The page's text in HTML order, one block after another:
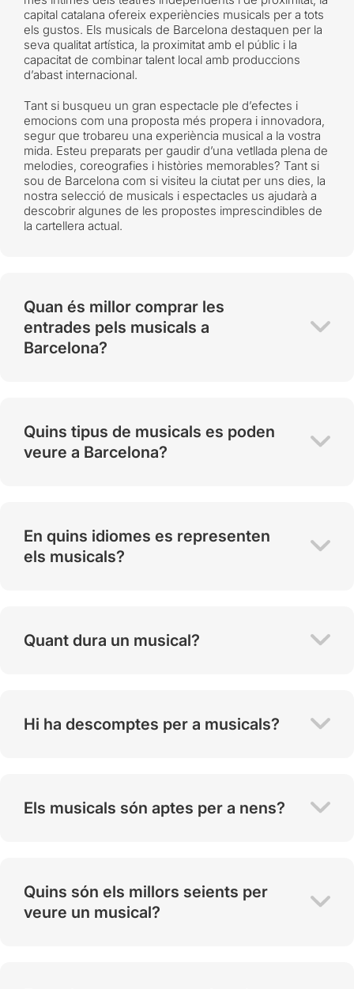
capital catalana ofereix experiències musicals per a tots
els gustos. Els musicals de Barcelona destaquen per la
seva qualitat artística, la proximitat amb el públic i la
capacitat de combinar talent local amb produccions
d’abast internacional.
Tant si busqueu un gran espectacle ple d’efectes i
emocions com una proposta més propera i innovadora,
segur que trobareu una experiència musical a la vostra
mida. Esteu preparats per gaudir d’una vetllada plena de
melodies, coreografies i històries memorables? Tant si
sou de Barcelona com si visiteu la ciutat per uns dies, la
nostra selecció de musicals i espectacles us ajudarà a
descobrir algunes de les propostes imprescindibles de
la cartellera actual.
Quan és millor comprar les
entrades pels musicals a
Barcelona?
Quins tipus de musicals es poden
veure a Barcelona?
En quins idiomes es representen
els musicals?
Quant dura un musical?
Hi ha descomptes per a musicals?
Els musicals són aptes per a nens?
Quins són els millors seients per
veure un musical?